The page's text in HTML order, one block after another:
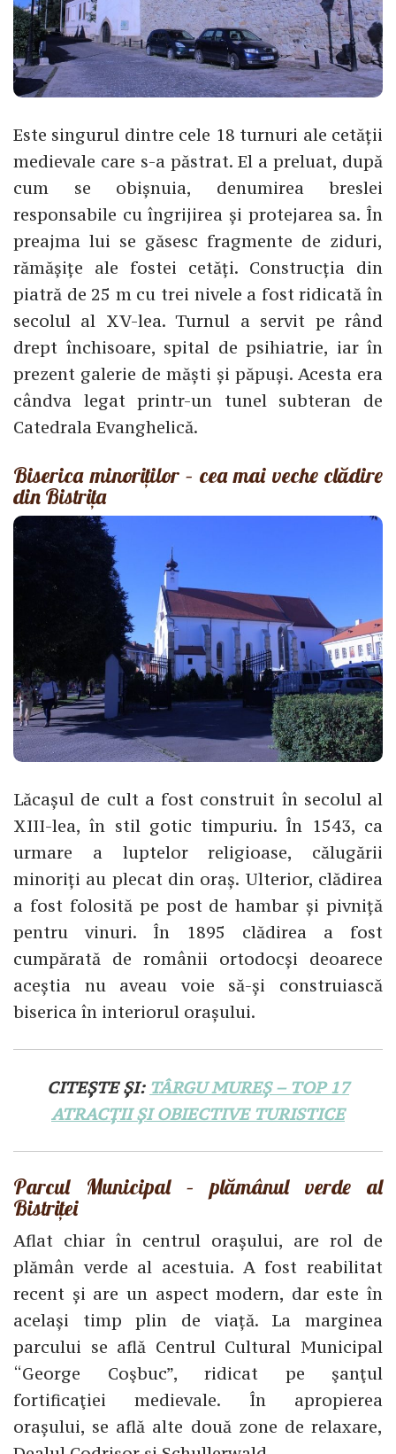
Este singurul dintre cele 18 turnuri ale cetății
medievale care s-a păstrat. El a preluat, după
cum se obișnuia, denumirea breslei
responsabile cu îngrijirea și protejarea sa. În
preajma lui se găsesc fragmente de ziduri,
rămășițe ale fostei cetăți. Construcția din
piatră de 25 m cu trei nivele a fost ridicată în
secolul al XV-lea. Turnul a servit pe rând
drept închisoare, spital de psihiatrie, iar în
prezent galerie de măști și păpuși. Acesta era
cândva legat printr-un tunel subteran de
Catedrala Evanghelică.
Biserica minoriților – cea mai veche clădire
din Bistrița
Lăcașul de cult a fost construit în secolul al
XIII-lea, în stil gotic timpuriu. În 1543, ca
urmare a luptelor religioase, călugării
minoriți au plecat din oraș. Ulterior, clădirea
a fost folosită pe post de hambar și pivniță
pentru vinuri. În 1895 clădirea a fost
cumpărată de românii ortodocși deoarece
aceștia nu aveau voie să-și construiască
biserica în interiorul orașului.
CITEȘTE ȘI: TÂRGU MUREȘ – TOP 17
ATRACȚII ȘI OBIECTIVE TURISTICE
Parcul Municipal – plămânul verde al
Bistriței
Aflat chiar în centrul orașului, are rol de
plămân verde al acestuia. A fost reabilitat
recent și are un aspect modern, dar este în
același timp plin de viață. La marginea
parcului se află Centrul Cultural Municipal
“George Coşbuc”, ridicat pe şanţul
fortificaţiei medievale. În apropierea
orașului, se află alte două zone de relaxare,